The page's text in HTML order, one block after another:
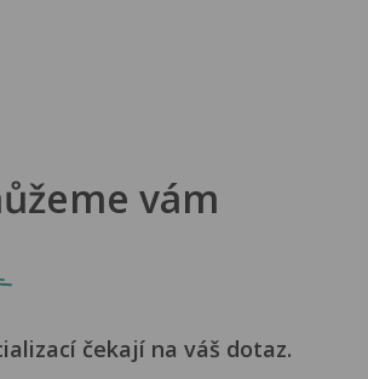
vám
čekají na váš dotaz.